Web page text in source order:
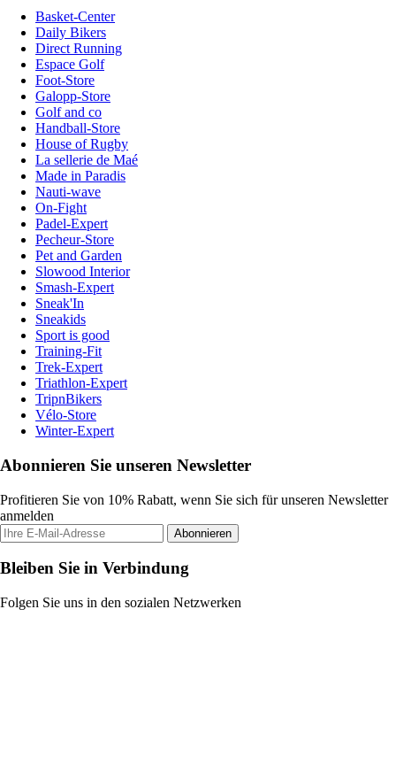
Basket-Center
Daily Bikers
Direct Running
Espace Golf
Foot-Store
Galopp-Store
Golf and co
Handball-Store
House of Rugby
La sellerie de Maé
Made in Paradis
Nauti-wave
On-Fight
Padel-Expert
Pecheur-Store
Pet and Garden
Slowood Interior
Smash-Expert
Sneak'In
Sneakids
Sport is good
Training-Fit
Trek-Expert
Triathlon-Expert
TripnBikers
Vélo-Store
Winter-Expert
Abonnieren Sie unseren Newsletter
Profitieren Sie von 10% Rabatt, wenn Sie sich für unseren Newsletter
anmelden
Abonnieren
Bleiben Sie in Verbindung
Folgen Sie uns in den sozialen Netzwerken